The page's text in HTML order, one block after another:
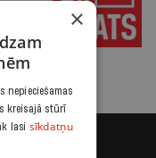
×
nepieciešamas
kreisajā stūrī
lasi sīkdatņu